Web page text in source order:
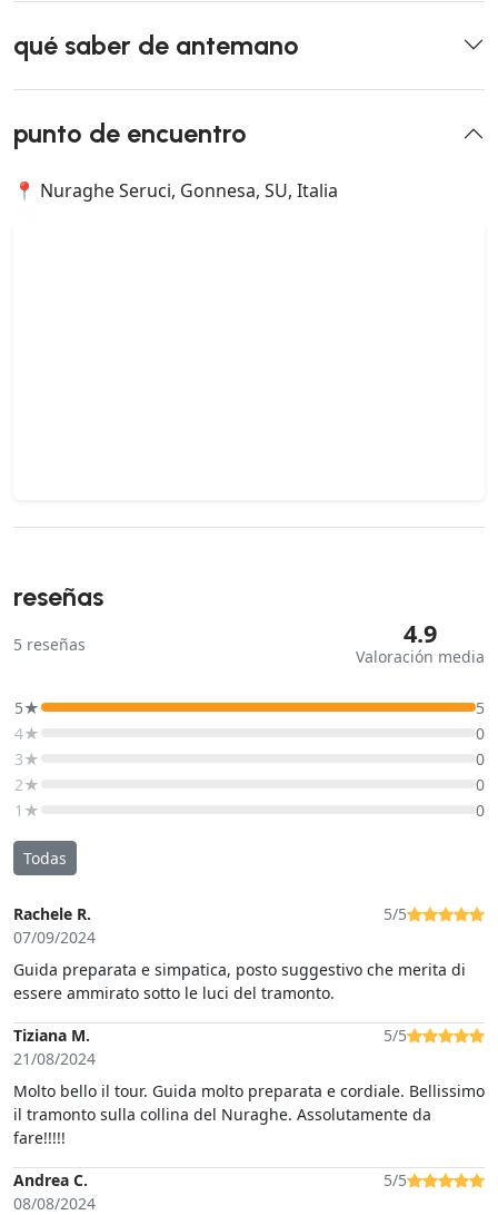
qué saber de antemano
punto de encuentro
📍 Nuraghe Seruci, Gonnesa, SU, Italia
reseñas
5 reseñas 4.9
Valoración media
5★
5
4★
0
3★
0
2★
0
1★
0
Todas
Rachele R.
07/09/2024
5/5
Guida preparata e simpatica, posto suggestivo che merita di
essere ammirato sotto le luci del tramonto.
Tiziana M.
21/08/2024
5/5
Molto bello il tour. Guida molto preparata e cordiale. Bellissimo
il tramonto sulla collina del Nuraghe. Assolutamente da
fare!!!!!
Andrea C.
08/08/2024
5/5